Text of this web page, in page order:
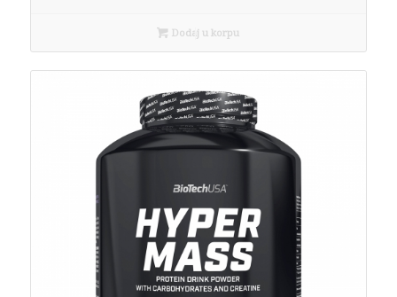
Dodaj u korpu